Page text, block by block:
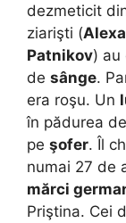
dezmeticit
ziarişti (
Patnikov) au
de sânge.
era roşu. Un
în pădurea
pe şofer. Îl
numai 27 de
mărci
Priştina. Cei